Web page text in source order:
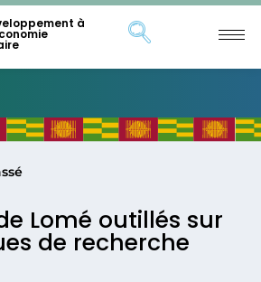
à
Lomé outillés sur
de recherche